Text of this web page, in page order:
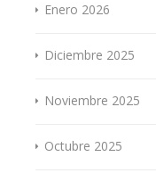
Enero 2026
Diciembre 2025
Noviembre 2025
Octubre 2025